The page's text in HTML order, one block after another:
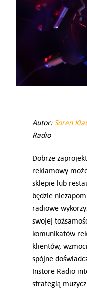
Autor: Soren
Radio
Dobrze
reklamowy
sklepie lub
będzie
radiowe
swojej
komunikatów
klientów,
spójne
Instore Radio
strategią